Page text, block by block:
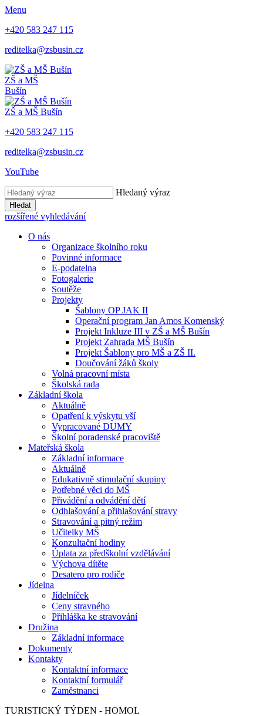
Menu
+420 583 247 115
reditelka@zsbusin.cz
ZŠ a MŠ
Bušín
ZŠ a MŠ Bušín
+420 583 247 115
reditelka@zsbusin.cz
YouTube
Hledaný výraz
Hledat
rozšířené vyhledávání
O nás
Organizace školního roku
Povinné informace
E-podatelna
Fotogalerie
Soutěže
Projekty
Šablony OP JAK II
Operační program Jan Amos Komenský
Projekt Inkluze III v ZŠ a MŠ Bušín
Projekt Zahrada MŠ Bušín
Projekt Šablony pro MŠ a ZŠ II.
Doučování žáků školy
Volná pracovní místa
Školská rada
Základní škola
Aktuálně
Opatření k výskytu vší
Vypracované DUMY
Školní poradenské pracoviště
Mateřská škola
Základní informace
Aktuálně
Edukativně stimulační skupiny
Potřebné věci do MŠ
Přivádění a odvádění dětí
Odhlašování a přihlašování stravy
Stravování a pitný režim
Učitelky MŠ
Konzultační hodiny
Úplata za předškolní vzdělávání
Výchova dítěte
Desatero pro rodiče
Jídelna
Jídelníček
Ceny stravného
Přihláška ke stravování
Družina
Základní informace
Dokumenty
Kontakty
Kontaktní informace
Kontaktní formulář
Zaměstnanci
TURISTICKÝ TÝDEN - HOMOL